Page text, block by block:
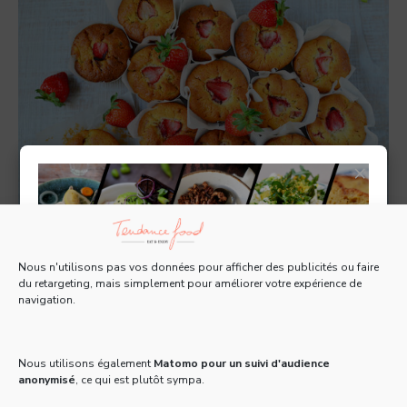
Nous n'utilisons pas vos données pour afficher des publicités ou faire
du retargeting, mais simplement pour améliorer votre expérience de
navigation.
Nous utilisons également Matomo pour un suivi d'audience
anonymisé, ce qui est plutôt sympa.
Muffins printaniers fraises rhubarbe
DESSERTS, GOÛTERS ET SNACKS
format et leur garniture, qui se personnalise au gré de vos
envies ! Pour le …
×
Tous les 15 jours, recevez une Newsletter gratuite
Email *